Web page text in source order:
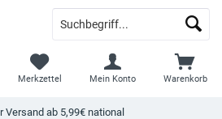
Versand ab 5,99€ national
Warenkorb
Merkzettel Mein Konto